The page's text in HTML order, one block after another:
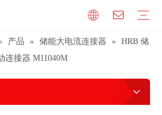
产品 » 储能大电流连接器 »
HRB 储
连接器 M11040M